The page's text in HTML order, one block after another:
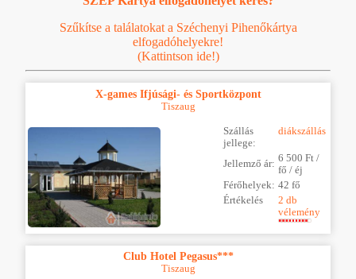
Szűkítse a találatokat a Széchenyi Pihenőkártya
elfogadóhelyekre!
(Kattintson ide!)
X-games Ifjúsági- és Sportközpont
Tiszaug
Szállás
jellege:
diákszállás
Jellemző ár: 6 500 Ft /
fő / éj
Férőhelyek: 42 fő
Értékelés
2 db
vélemény
Club Hotel Pegasus***
Tiszaug